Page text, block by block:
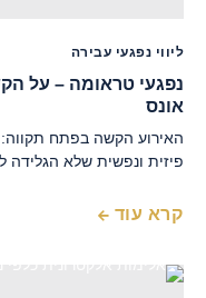
ליווי נפגעי עבירה
נפגעי טראומה – על
אונס
האירוע הקשה בפתח תקווה:
פיזית ונפשית שלא הגלידה
קרא עוד